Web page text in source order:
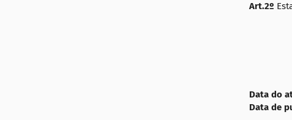
Art.2º
Data do
Data de